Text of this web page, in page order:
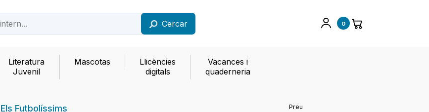
Cercar 0
Literatura
Juvenil
Mascotas
Llicències
digitals
Vacances i
quaderneria
Els Futbolíssims Preu